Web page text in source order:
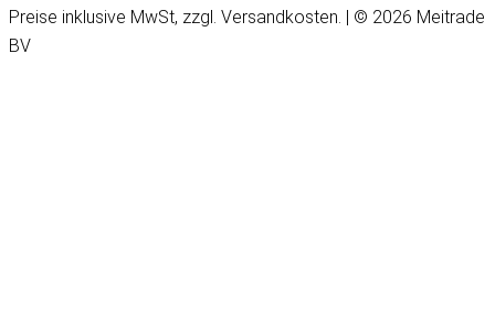
Preise inklusive MwSt, zzgl. Versandkosten. | © 2026 Meitrade
BV